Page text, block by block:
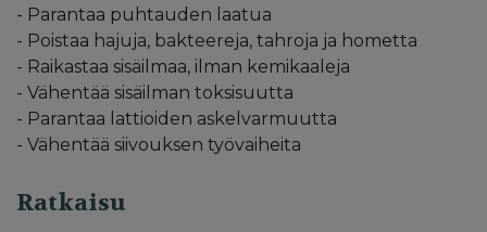
- Parantaa puhtauden laatua
- Poistaa hajuja, bakteereja, tahroja ja hometta
- Raikastaa sisäilmaa, ilman kemikaaleja
- Vähentää sisäilman toksisuutta
- Parantaa lattioiden askelvarmuutta
- Vähentää siivouksen työvaiheita
Ratkaisu